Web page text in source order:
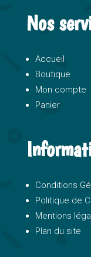
Nos
Accueil
Boutique
Mon compte
Panier
Conditions
Politique de
Mentions
Plan du site